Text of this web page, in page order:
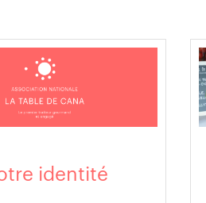
identité